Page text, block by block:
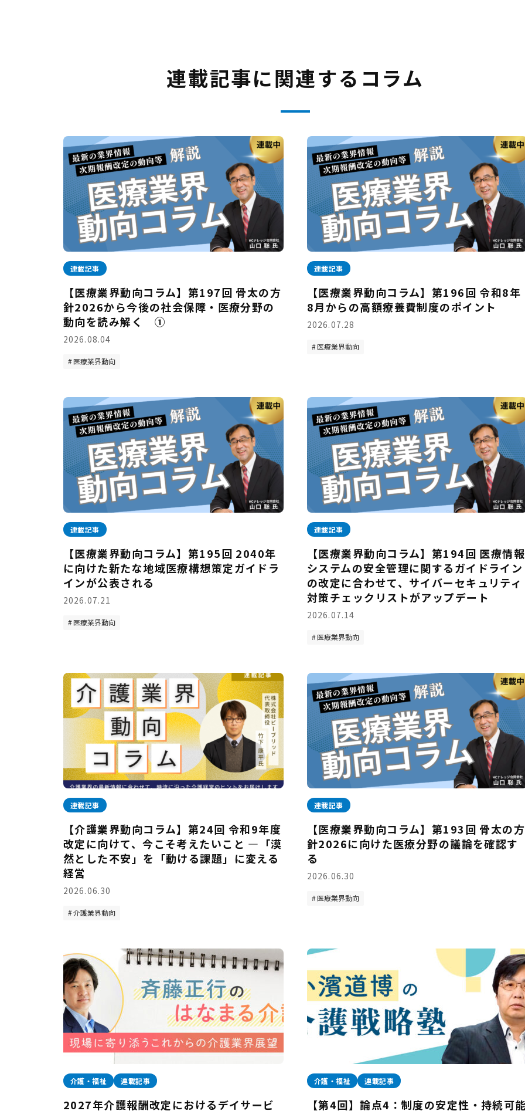
連載記事に関連するコラム
連載記事
【医療業界動向コラム】第197回 骨太の方
針2026から今後の社会保障・医療分野の
動向を読み解く ①
2026.08.04
医療業界動向
連載記事
【医療業界動向コラム】第196回 令和8年
8月からの高額療養費制度のポイント
2026.07.28
医療業界動向
連載記事
【医療業界動向コラム】第195回 2040年
に向けた新たな地域医療構想策定ガイドラ
インが公表される
2026.07.21
医療業界動向
連載記事
【医療業界動向コラム】第194回 医療情報
システムの安全管理に関するガイドライン
の改定に合わせて、サイバーセキュリティ
対策チェックリストがアップデート
2026.07.14
医療業界動向
連載記事
【介護業界動向コラム】第24回 令和9年度
改定に向けて、今こそ考えたいこと —「漠
然とした不安」を「動ける課題」に変える
経営
2026.06.30
介護業界動向
連載記事
【医療業界動向コラム】第193回 骨太の方
針2026に向けた医療分野の議論を確認す
る
2026.06.30
医療業界動向
介護・福祉 連載記事
2027年介護報酬改定におけるデイサービ
介護・福祉 連載記事
【第4回】論点4：制度の安定性・持続可